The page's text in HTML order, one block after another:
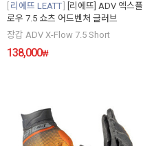
리에뜨 LEATT
[리에뜨] ADV 엑스플
로우 7.5 쇼츠 어드벤처 글러브
장갑 ADV X-Flow 7.5 Short
138,000₩